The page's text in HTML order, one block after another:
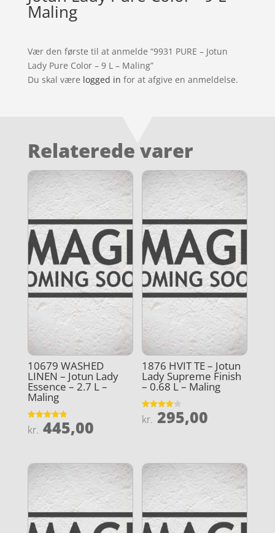
Maling
Vær den første til at anmelde “9931 PURE – Jotun
Lady Pure Color – 9 L – Maling”
Du skal være logged in for at afgive en anmeldelse.
Relaterede varer
10679 WASHED
LINEN – Jotun Lady
Essence – 2.7 L –
Maling
Vurderet
4.9
kr. 445,00
1876 HVIT TE – Jotun
Lady Supreme Finish
– 0.68 L – Maling
Vurderet
3.9
kr. 295,00